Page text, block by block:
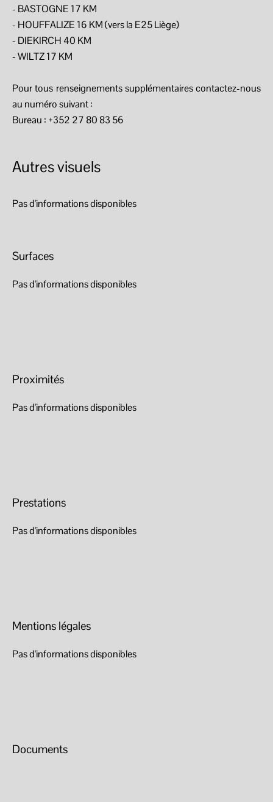
- BASTOGNE 17 KM
- HOUFFALIZE 16 KM (vers la E25 Liège)
- DIEKIRCH 40 KM
- WILTZ 17 KM
Pour tous renseignements supplémentaires contactez-nous
au numéro suivant :
Bureau : +352 27 80 83 56
Autres visuels
Pas d'informations disponibles
Surfaces
Pas d'informations disponibles
Proximités
Pas d'informations disponibles
Prestations
Pas d'informations disponibles
Mentions légales
Pas d'informations disponibles
Documents